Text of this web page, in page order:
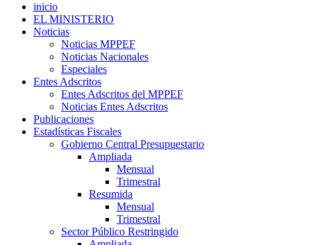
inicio
EL MINISTERIO
Noticias
Noticias MPPEF
Noticias Nacionales
Especiales
Entes Adscritos
Entes Adscritos del MPPEF
Noticias Entes Adscritos
Publicaciones
Estadísticas Fiscales
Gobierno Central Presupuestario
Ampliada
Mensual
Trimestral
Resumida
Mensual
Trimestral
Sector Público Restringido